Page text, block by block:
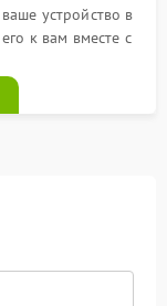
устройство в
к вам вместе с